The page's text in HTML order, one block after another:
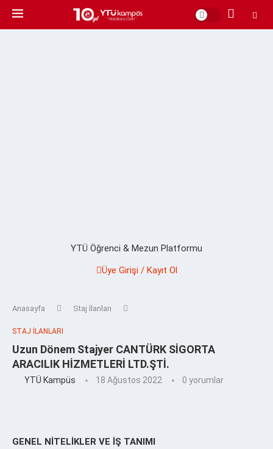
YTÜ Öğrenci & Mezun Platformu
Üye Girişi / Kayıt Ol
Anasayfa Staj İlanları
STAJ İLANLARI
Uzun Dönem Stajyer CANTÜRK SİGORTA
ARACILIK HİZMETLERİ LTD.ŞTİ.
YTÜ Kampüs 18 Ağustos 2022 0 yorumlar
GENEL NİTELİKLER VE İŞ TANIMI